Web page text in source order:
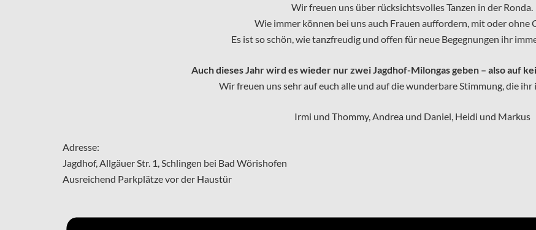
Wir freuen uns über rücksichtsvolles Tanzen in der Ronda.
Wie immer können bei uns auch Frauen auffordern, mit oder ohne
Es ist so schön, wie tanzfreudig und offen für neue Begegnungen ihr
Auch dieses Jahr wird es wieder nur zwei Jagdhof-Milongas geben – also auf
Wir freuen uns sehr auf euch alle und auf die wunderbare Stimmung, die
Irmi und Thommy, Andrea und Daniel, Heidi und Markus
Adresse:
Jagdhof, Allgäuer Str. 1, Schlingen bei Bad Wörishofen
Ausreichend Parkplätze vor der Haustür